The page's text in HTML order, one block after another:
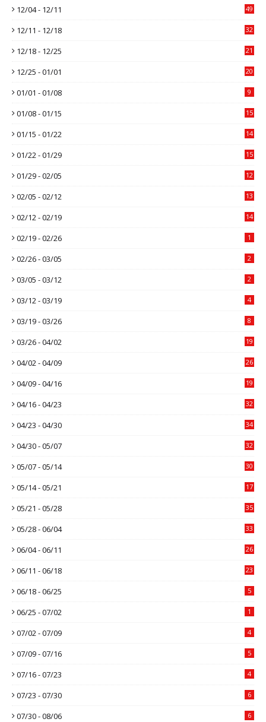
12/04 - 12/11 49
12/11 - 12/18 32
12/18 - 12/25 21
12/25 - 01/01 20
01/01 - 01/08 9
01/08 - 01/15 15
01/15 - 01/22 14
01/22 - 01/29 15
01/29 - 02/05 12
02/05 - 02/12 13
02/12 - 02/19 14
02/19 - 02/26 1
02/26 - 03/05 2
03/05 - 03/12 2
03/12 - 03/19 4
03/19 - 03/26 8
03/26 - 04/02 19
04/02 - 04/09 26
04/09 - 04/16 19
04/16 - 04/23 32
04/23 - 04/30 34
04/30 - 05/07 32
05/07 - 05/14 30
05/14 - 05/21 17
05/21 - 05/28 35
05/28 - 06/04 33
06/04 - 06/11 26
06/11 - 06/18 23
06/18 - 06/25 5
06/25 - 07/02 1
07/02 - 07/09 4
07/09 - 07/16 5
07/16 - 07/23 4
07/23 - 07/30 6
07/30 - 08/06 6